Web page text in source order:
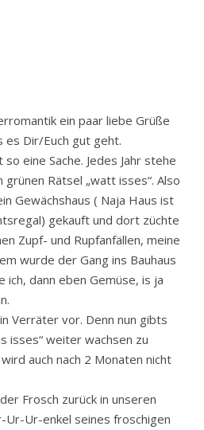
ein paar liebe Grüße
es Dir/Euch gut geht.
eine Sache. Jedes Jahr stehe
grünen Rätsel „watt isses“. Also
Gewächshaus ( Naja Haus ist
gekauft und dort züchte
Zupf- und Rupfanfällen, meine
wurde der Gang ins Bauhaus
dann eben Gemüse, is ja
Verräter vor. Denn nun gibts
isses“ weiter wachsen zu
auch nach 2 Monaten nicht
Frosch zurück in unseren
Ur-enkel seines froschigen